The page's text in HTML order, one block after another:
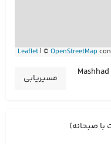
| © OpenStreetMap
Mashhad, بخش مرکزی شهرستان مشهد, Mashhad
مسیریابی
با صبحانه)